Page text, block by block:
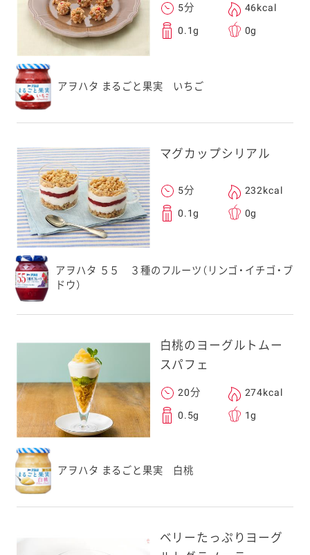
5分 46kcal
0.1g 0g
アヲハタ まるごと果実 いちご
マグカップシリアル
5分 232kcal
0.1g 0g
アヲハタ ５５ ３種のフルーツ（リンゴ・イチゴ・ブ
ドウ）
白桃のヨーグルトムー
スパフェ
20分 274kcal
0.5g 1g
アヲハタ まるごと果実 白桃
ベリーたっぷりヨーグ